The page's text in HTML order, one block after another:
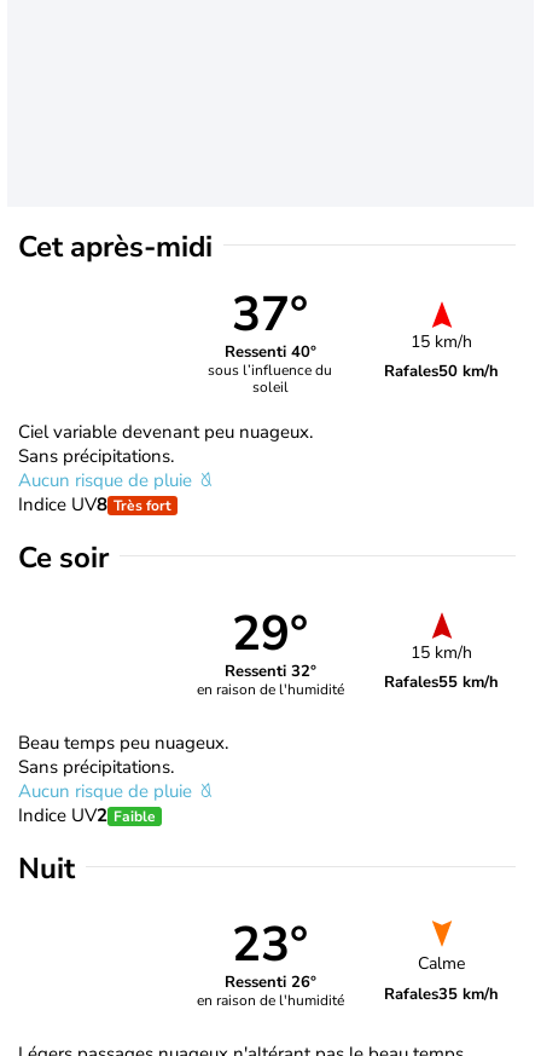
Cet après-midi
37°
Ressenti 40°
sous l’influence du
soleil
15 km/h
Rafales50 km/h
Ciel variable devenant peu nuageux.
Sans précipitations.
Aucun risque de pluie
Indice UV8 Très fort
Ce soir
29°
Ressenti 32°
en raison de l'humidité
15 km/h
Rafales55 km/h
Beau temps peu nuageux.
Sans précipitations.
Aucun risque de pluie
Indice UV2 Faible
Nuit
23°
Ressenti 26°
en raison de l'humidité
Calme
Rafales35 km/h